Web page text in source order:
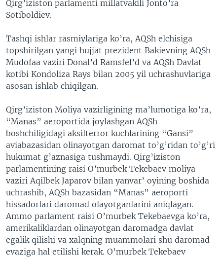
Qirg’iziston parlamenti millatvakili Jonto’ra
Sotiboldiev.
Tashqi ishlar rasmiylariga ko’ra, AQSh elchisiga
topshirilgan yangi hujjat prezident Bakievning AQSh
Mudofaa vaziri Donal’d Ramsfel’d va AQSh Davlat
kotibi Kondoliza Rays bilan 2005 yil uchrashuvlariga
asosan ishlab chiqilgan.
Qirg’iziston Moliya vazirligining ma’lumotiga ko’ra,
“Manas” aeroportida joylashgan AQSh
boshchiligidagi aksilterror kuchlarining “Gansi”
aviabazasidan olinayotgan daromat to’g’ridan to’g’ri
hukumat g’aznasiga tushmaydi. Qirg’iziston
parlamentining raisi O’murbek Tekebaev moliya
vaziri Aqilbek Japarov bilan yanvar’ oyining boshida
uchrashib, AQSh bazasidan “Manas” aeroporti
hissadorlari daromad olayotganlarini aniqlagan.
Ammo parlament raisi O’murbek Tekebaevga ko’ra,
amerikaliklardan olinayotgan daromadga davlat
egalik qilishi va xalqning muammolari shu daromad
evaziga hal etilishi kerak. O’murbek Tekebaev